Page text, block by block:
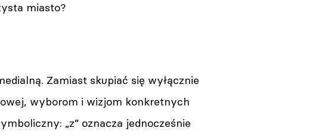
miasto?
Zamiast skupiać się wyłącznie
wyborom i wizjom konkretnych
„z” oznacza jednocześnie